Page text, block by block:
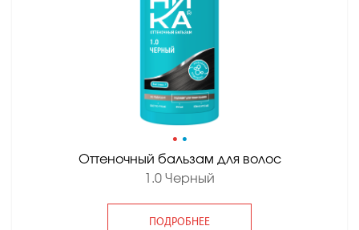
• •
Оттеночный бальзам для волос
1.0 Черный
ПОДРОБНЕЕ